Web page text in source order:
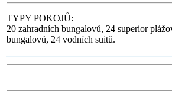
TYPY POKOJŮ:
20 zahradních bungalovů, 24 superior
bungalovů, 24 vodních suitů.